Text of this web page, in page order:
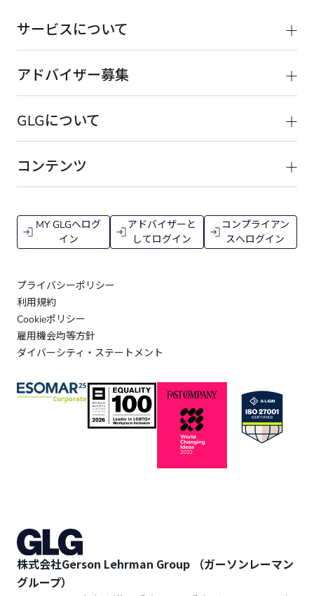
サービスについて
アドバイザー募集
GLGについて
コンテンツ
MY GLGへログ
イン
アドバイザーと
してログイン
コンプライアン
スへログイン
プライバシーポリシー
利用規約
Cookieポリシー
雇用機会均等方針
ダイバーシティ・ステートメント
株式会社Gerson Lehrman Group （ガーソンレーマン
グループ）